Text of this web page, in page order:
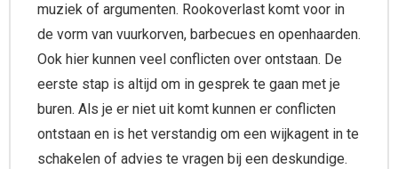
muziek of argumenten. Rookoverlast komt voor in
de vorm van vuurkorven, barbecues en openhaarden.
Ook hier kunnen veel conflicten over ontstaan. De
eerste stap is altijd om in gesprek te gaan met je
buren. Als je er niet uit komt kunnen er conflicten
ontstaan en is het verstandig om een wijkagent in te
schakelen of advies te vragen bij een deskundige.